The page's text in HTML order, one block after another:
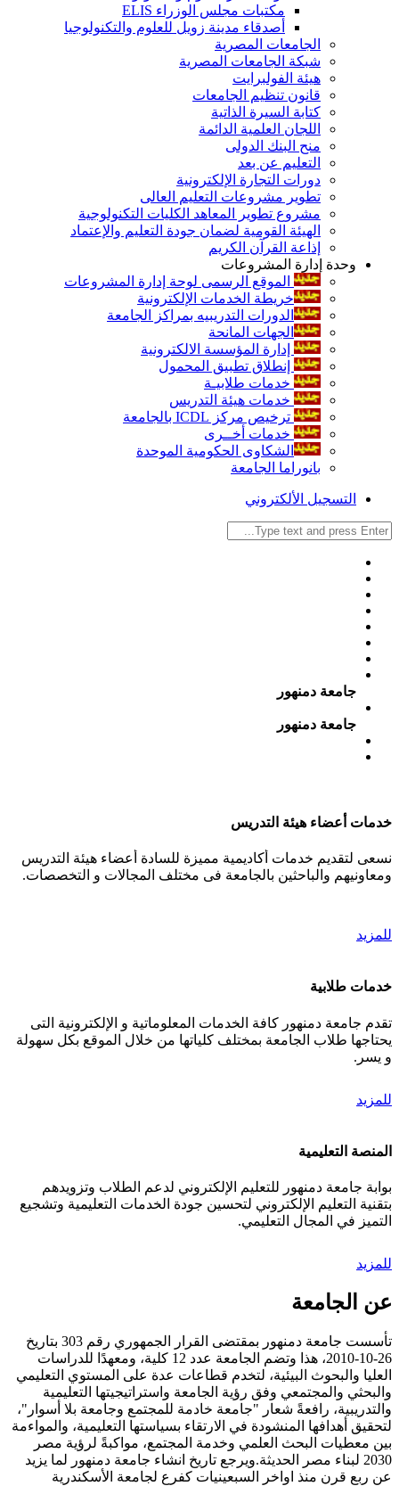
مكتبات مجلس الوزراء ELIS
أصدقاء مدينة زويل للعلوم والتكنولوجيا
الجامعات المصرية
شبكة الجامعات المصرية
هيئة الفولبرايت
قانون تنظيم الجامعات
كتابة السيرة الذاتية
اللجان العلمية الدائمة
منح البنك الدولى
التعليم عن بعد
دورات التجارة الإلكترونية
تطوير مشروعات التعليم العالى
مشروع تطوير المعاهد الكليات التكنولوجية
الهيئة القومية لضمان جودة التعليم والإعتماد
إذاعة القرآن الكريم
وحدة إدارة المشروعات
الموقع الرسمى لوحة إدارة المشروعات
خريطة الخدمات الإلكترونية
الدورات التدريبيه بمراكز الجامعة
الجهات المانحة
إدارة المؤسسة الالكترونية
إنطلاق تطبيق المحمول
خدمات طلابيـة
خدمات هيئة التدريس
ترخيص مركز ICDL بالجامعة
خدمات أخــرى
الشكاوى الحكومية الموحدة
بانوراما الجامعة
التسجيل الألكتروني
جامعة دمنهور
جامعة دمنهور
خدمات أعضاء هيئة التدريس
نسعى لتقديم خدمات أكاديمية مميزة للسادة أعضاء هيئة التدريس
ومعاونيهم والباحثين بالجامعة فى مختلف المجالات و التخصصات.
للمزيد
خدمات طلابية
تقدم جامعة دمنهور كافة الخدمات المعلوماتية و الإلكترونية التى
يحتاجها طلاب الجامعة بمختلف كلياتها من خلال الموقع بكل سهولة
و يسر.
للمزيد
المنصة التعليمية
بوابة جامعة دمنهور للتعليم الإلكتروني لدعم الطلاب وتزويدهم
بتقنية التعليم الإلكتروني لتحسين جودة الخدمات التعليمية وتشجيع
التميز في المجال التعليمي.
للمزيد
عن الجامعة
تأسست جامعة دمنهور بمقتضى القرار الجمهوري رقم 303 بتاريخ
26-10-2010، هذا وتضم الجامعة عدد 12 كلية، ومعهدًا للدراسات
العليا والبحوث البيئية، لتخدم قطاعات عدة على المستوي التعليمي
والبحثي والمجتمعي وفق رؤية الجامعة واستراتيجيتها التعليمية
والتدريبية، رافعةً شعار "جامعة خادمة للمجتمع وجامعة بلا أسوار"،
لتحقيق أهدافها المنشودة في الارتقاء بسياستها التعليمية، والمواءمة
بين معطيات البحث العلمي وخدمة المجتمع، مواكبةً لرؤية مصر
2030 لبناء مصر الحديثة.ويرجع تاريخ انشاء جامعة دمنهور لما يزيد
عن ربع قرن منذ اواخر السبعينيات كفرع لجامعة الأسكندرية